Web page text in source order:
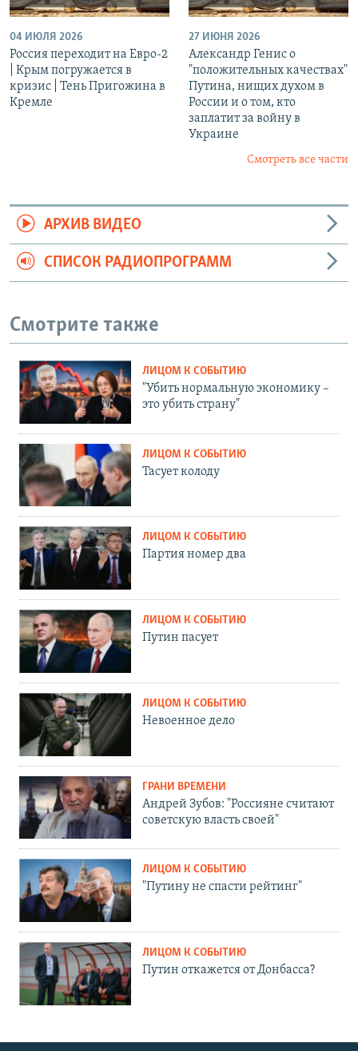
04 ИЮЛЯ 2026
Россия переходит на Евро-2
| Крым погружается в
кризис | Тень Пригожина в
Кремле
27 ИЮНЯ 2026
Александр Генис о
"положительных качествах"
Путина, нищих духом в
России и о том, кто
заплатит за войну в
Украине
Смотреть все части
АРХИВ ВИДЕО
СПИСОК РАДИОПРОГРАММ
Смотрите также
ЛИЦОМ К СОБЫТИЮ
"Убить нормальную экономику –
это убить страну"
ЛИЦОМ К СОБЫТИЮ
Тасует колоду
ЛИЦОМ К СОБЫТИЮ
Партия номер два
ЛИЦОМ К СОБЫТИЮ
Путин пасует
ЛИЦОМ К СОБЫТИЮ
Невоенное дело
ГРАНИ ВРЕМЕНИ
Андрей Зубов: "Россияне считают
советскую власть своей"
ЛИЦОМ К СОБЫТИЮ
"Путину не спасти рейтинг"
ЛИЦОМ К СОБЫТИЮ
Путин откажется от Донбасса?